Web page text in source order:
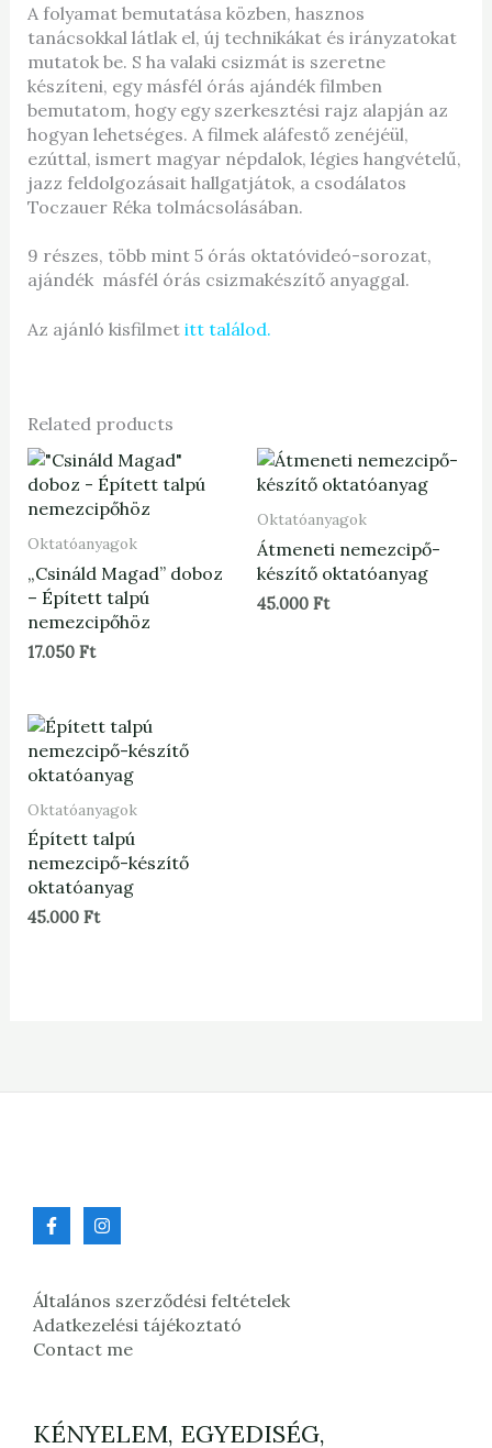
A folyamat bemutatása közben, hasznos
tanácsokkal látlak el, új technikákat és irányzatokat
mutatok be. S ha valaki csizmát is szeretne
készíteni, egy másfél órás ajándék filmben
bemutatom, hogy egy szerkesztési rajz alapján az
hogyan lehetséges. A filmek aláfestő zenéjéül,
ezúttal, ismert magyar népdalok, légies hangvételű,
jazz feldolgozásait hallgatjátok, a csodálatos
Toczauer Réka tolmácsolásában.
9 részes, több mint 5 órás oktatóvideó-sorozat,
ajándék másfél órás csizmakészítő anyaggal.
Az ajánló kisfilmet itt találod.
Related products
Oktatóanyagok
„Csináld Magad” doboz
– Épített talpú
nemezcipőhöz
17.050 Ft
Oktatóanyagok
Átmeneti nemezcipő-
készítő oktatóanyag
45.000 Ft
Oktatóanyagok
Épített talpú
nemezcipő-készítő
oktatóanyag
45.000 Ft
Általános szerződési feltételek
Adatkezelési tájékoztató
Contact me
KÉNYELEM, EGYEDISÉG,